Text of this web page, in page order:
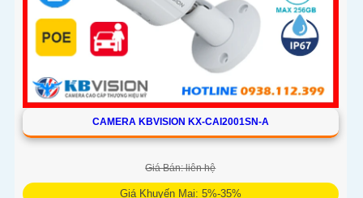
CAMERA KBVISION KX-CAI2001SN-A
Giá Bán: liên hệ
Giá Khuyến Mại: 5%-35%